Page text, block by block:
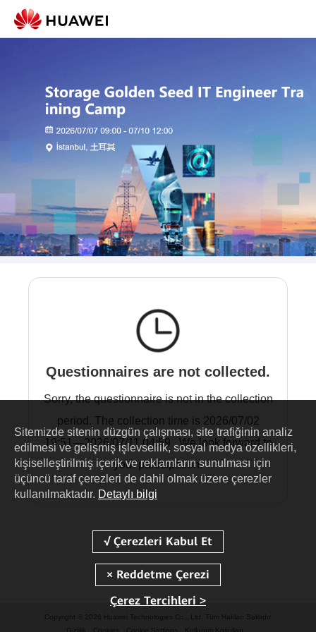
Questionnaires are not collected.
Sorry, the questionnaire is not in the collection
period. The collection time is 2026/07/02
19:51—2026/07/11 04:59 . We look forward to
your participation.
Copyright © 2026 Huawei Technologies Co., Ltd. Tüm Hakları Saklıdır.
Gizlilik
Cookies Cookie Settings Kullanım Koşulları
Sitemizde sitenin düzgün çalışması, site trafiğinin analiz
edilmesi ve gelişmiş işlevsellik, sosyal medya özellikleri,
kişiselleştirilmiş içerik ve reklamların sunulması için
üçüncü taraf çerezleri de dahil olmak üzere çerezler
kullanılmaktadır. Detaylı bilgi
Çerez Tercihleri >